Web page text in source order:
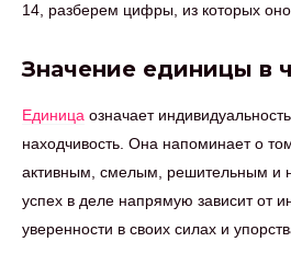
14, разберем цифры, из которых оно
Значение единицы в
Единица означает
находчивость. Она напоминает о
активным, смелым, решительным и
успех в деле напрямую зависит от
уверенности в своих силах и